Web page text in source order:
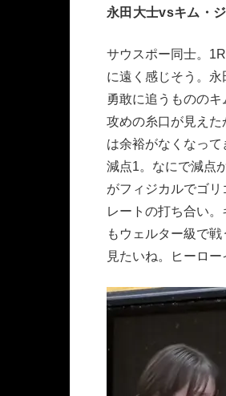
永田大士vsキム・
サウスポー同士。
に遠く感じそう。
勇敢に追うものの
攻めの糸口が見え
は余裕がなくなっ
減点1。なにで減点
がフィジカルでゴ
レートの打ち合い
もウェルター級で
見たいね。ヒーロー